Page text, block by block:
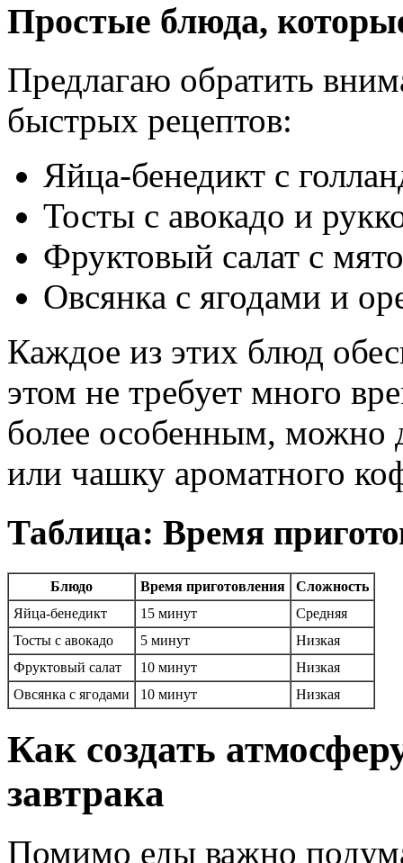
Простые блюда,
Предлагаю обратить
быстрых рецептов:
Яйца-бенедикт с
Тосты с авокадо и
Фруктовый салат с
Овсянка с ягодами и
Каждое из этих блюд
этом не требует много
более особенным, можно
или чашку ароматного
Таблица: Время
Блюдо Время приготовления
Сложность
Яйца-бенедикт
15 минут
Средняя
Тосты с авокадо
5 минут
Низкая
Фруктовый салат
10 минут
Низкая
Овсянка с ягодами
10 минут Низкая
Как создать
завтрака
Помимо еды важно